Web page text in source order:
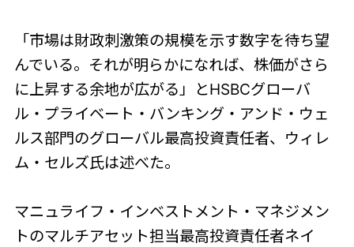
「市場は財政刺激策の規模を示す数字を待ち望
んでいる。それが明らかになれば、株価がさら
に上昇する余地が広がる」とHSBCグローバ
ル・プライベート・バンキング・アンド・ウェ
ルス部門のグローバル最高投資責任者、ウィレ
ム・セルズ氏は述べた。
マニュライフ・インベストメント・マネジメン
トのマルチアセット担当最高投資責任者ネイ